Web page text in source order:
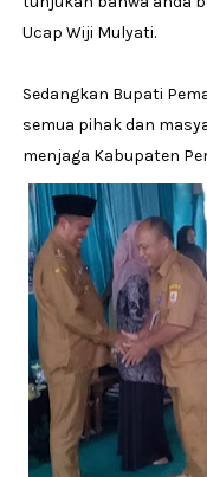
Ucap Wiji Mulyati.
Sedangkan Bupati
semua pihak dan
menjaga Kabupaten